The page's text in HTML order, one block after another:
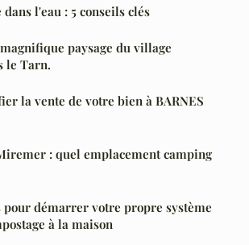
l'eau : 5 conseils clés
paysage du village
le Tarn.
la vente de votre bien à BARNES
: quel emplacement camping
pour démarrer votre propre système
à la maison